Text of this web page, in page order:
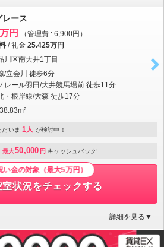
レース
円
（管理費 : 6,900円）
/礼金 25.425万円
川区南大井1丁目
/立会川 徒歩6分
レール羽田/大井競馬場前 徒歩11分
・根岸線/大森 徒歩17分
だいま 1人 が検討中！
最大50,000 円 キャッシュバック!
い金の対象（最大5万円）
室状況をチェックする
詳細を見る▼